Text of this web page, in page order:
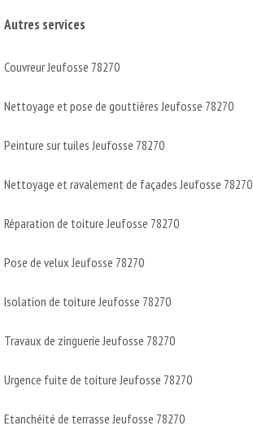
Autres services
Couvreur Jeufosse 78270
Nettoyage et pose de gouttières Jeufosse 78270
Peinture sur tuiles Jeufosse 78270
Nettoyage et ravalement de façades Jeufosse 78270
Réparation de toiture Jeufosse 78270
Pose de velux Jeufosse 78270
Isolation de toiture Jeufosse 78270
Travaux de zinguerie Jeufosse 78270
Urgence fuite de toiture Jeufosse 78270
Etanchéité de terrasse Jeufosse 78270